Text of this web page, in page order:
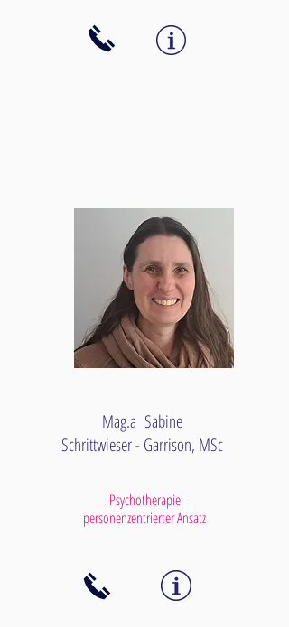
Mag.a Sabine
Schrittwieser - Garrison, MSc
Psychotherapie
personenzentrierter Ansatz